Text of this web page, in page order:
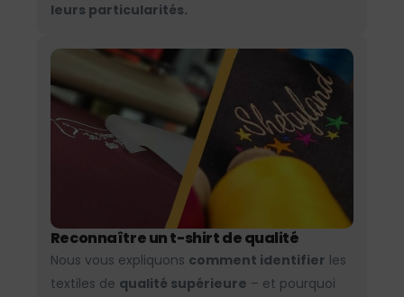
leurs particularités.
Reconnaître un t-shirt de qualité
Nous vous expliquons comment identifier les
textiles de qualité supérieure – et pourquoi